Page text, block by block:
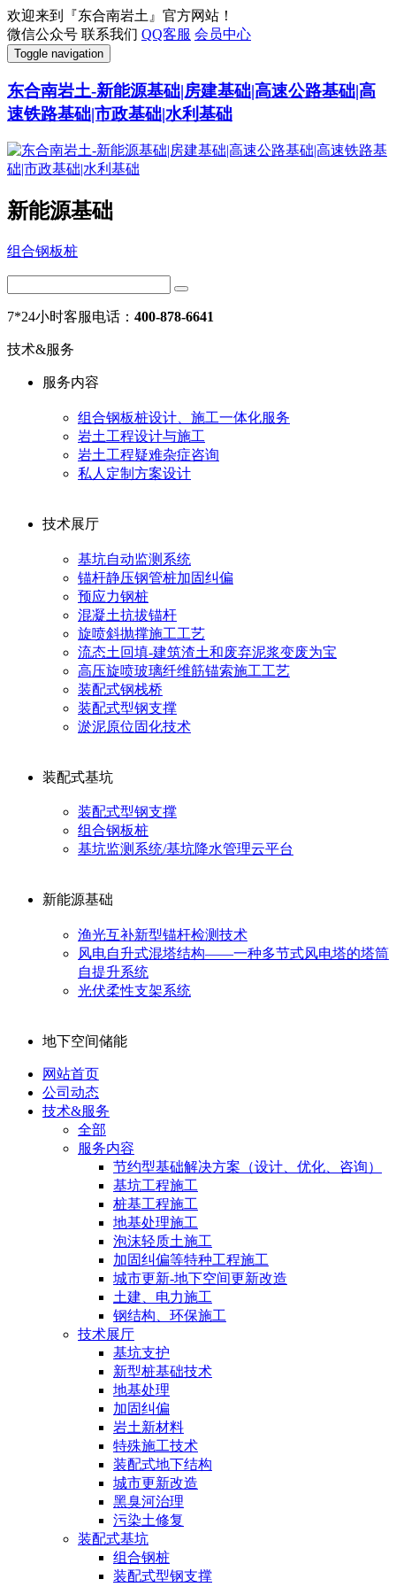
欢迎来到『东合南岩土』官方网站！
微信公众号 联系我们 QQ客服 会员中心
Toggle navigation
东合南岩土-新能源基础|房建基础|高速公路基础|高
速铁路基础|市政基础|水利基础
新能源基础
组合钢板桩
7*24小时客服电话： 400-878-6641
技术&服务
服务内容
组合钢板桩设计、施工一体化服务
岩土工程设计与施工
岩土工程疑难杂症咨询
私人定制方案设计
技术展厅
基坑自动监测系统
锚杆静压钢管桩加固纠偏
预应力钢桩
混凝土抗拔锚杆
旋喷斜抛撑施工工艺
流态土回填-建筑渣土和废弃泥浆变废为宝
高压旋喷玻璃纤维筋锚索施工工艺
装配式钢栈桥
装配式型钢支撑
淤泥原位固化技术
装配式基坑
装配式型钢支撑
组合钢板桩
基坑监测系统/基坑降水管理云平台
新能源基础
渔光互补新型锚杆检测技术
风电自升式混塔结构——一种多节式风电塔的塔筒
自提升系统
光伏柔性支架系统
地下空间储能
网站首页
公司动态
技术&服务
全部
服务内容
节约型基础解决方案（设计、优化、咨询）
基坑工程施工
桩基工程施工
地基处理施工
泡沫轻质土施工
加固纠偏等特种工程施工
城市更新-地下空间更新改造
土建、电力施工
钢结构、环保施工
技术展厅
基坑支护
新型桩基础技术
地基处理
加固纠偏
岩土新材料
特殊施工技术
装配式地下结构
城市更新改造
黑臭河治理
污染土修复
装配式基坑
组合钢桩
装配式型钢支撑